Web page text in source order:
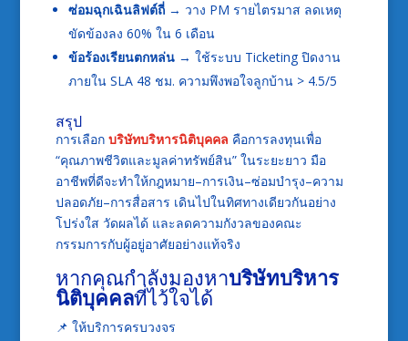
ซ่อมฉุกเฉินลิฟต์ถี่→ วาง PM รายไตรมาส ลดเหตุ
ขัดข้องลง 60% ใน 6 เดือน
ข้อร้องเรียนตกหล่น→ ใช้ระบบ Ticketing ปิดงาน
ภายใน SLA 48 ชม. ความพึงพอใจลูกบ้าน > 4.5/5
สรุป
การเลือก บริษัทบริหารนิติบุคคล คือการลงทุนเพื่อ
“คุณภาพชีวิตและมูลค่าทรัพย์สิน” ในระยะยาว มือ
อาชีพที่ดีจะทำให้กฎหมาย–การเงิน–ซ่อมบำรุง–ความ
ปลอดภัย–การสื่อสาร เดินไปในทิศทางเดียวกันอย่าง
โปร่งใส วัดผลได้ และลดความกังวลของคณะ
กรรมการกับผู้อยู่อาศัยอย่างแท้จริง
หากคุณกำลังมองหาบริษัทบริหาร
นิติบุคคลที่ไว้ใจได้
📌 ให้บริการครบวงจร